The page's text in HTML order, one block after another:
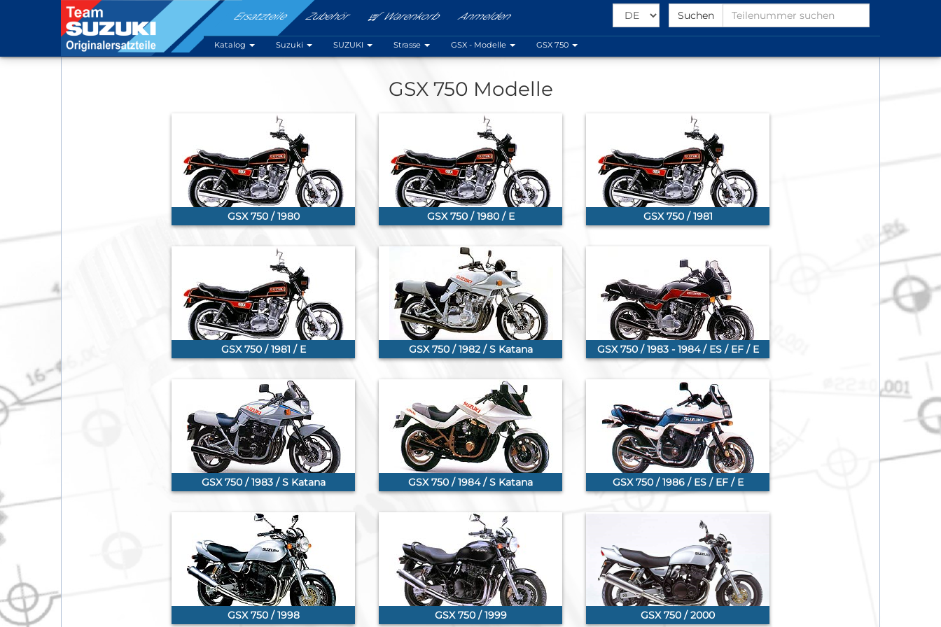
Menu
Ersatzteile Zubehör Warenkorb Anmelden
Select
Language
Partnumber
Suchen
Katalog Suzuki SUZUKI Strasse GSX - Modelle GSX 750
GSX 750 Modelle
GSX 750 / 1980 GSX 750 / 1980 / E GSX 750 / 1981
GSX 750 / 1981 / E GSX 750 / 1982 / S Katana GSX 750 / 1983 - 1984 / ES / EF / E
GSX 750 / 1983 / S Katana GSX 750 / 1984 / S Katana GSX 750 / 1986 / ES / EF / E
GSX 750 / 1998 GSX 750 / 1999 GSX 750 / 2000